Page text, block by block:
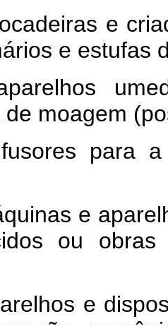
e
e estufas
de moagem
para
e
ou obras
e